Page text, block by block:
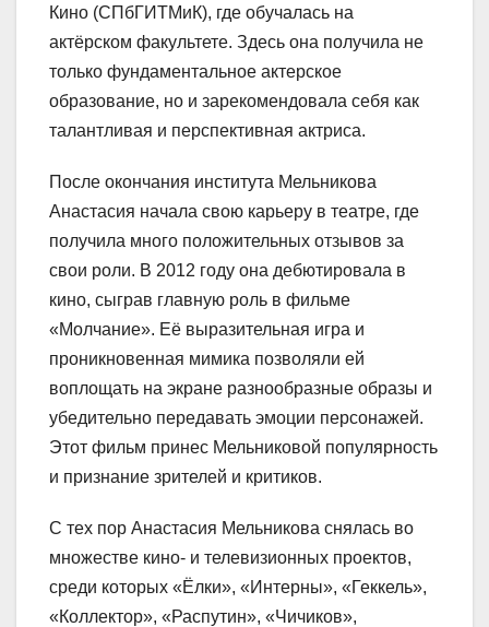
Кино (СПбГИТМиК), где обучалась на
актёрском факультете. Здесь она получила не
только фундаментальное актерское
образование, но и зарекомендовала себя как
талантливая и перспективная актриса.
После окончания института Мельникова
Анастасия начала свою карьеру в театре, где
получила много положительных отзывов за
свои роли. В 2012 году она дебютировала в
кино, сыграв главную роль в фильме
«Молчание». Её выразительная игра и
проникновенная мимика позволяли ей
воплощать на экране разнообразные образы и
убедительно передавать эмоции персонажей.
Этот фильм принес Мельниковой популярность
и признание зрителей и критиков.
С тех пор Анастасия Мельникова снялась во
множестве кино- и телевизионных проектов,
среди которых «Ёлки», «Интерны», «Геккель»,
«Коллектор», «Распутин», «Чичиков»,